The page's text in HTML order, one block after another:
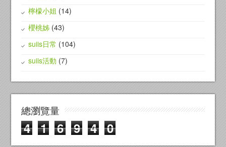
檸檬小姐 (14)
櫻桃姊 (43)
suiis日常 (104)
suiis活動 (7)
總瀏覽量
4 1 6 9 4 0